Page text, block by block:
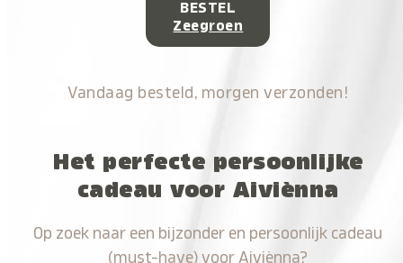
BESTEL
Zeegroen
Vandaag besteld, morgen verzonden!
Het perfecte persoonlijke
cadeau voor Aiviènna
Op zoek naar een bijzonder en persoonlijk cadeau
(must-have) voor Aiviènna?